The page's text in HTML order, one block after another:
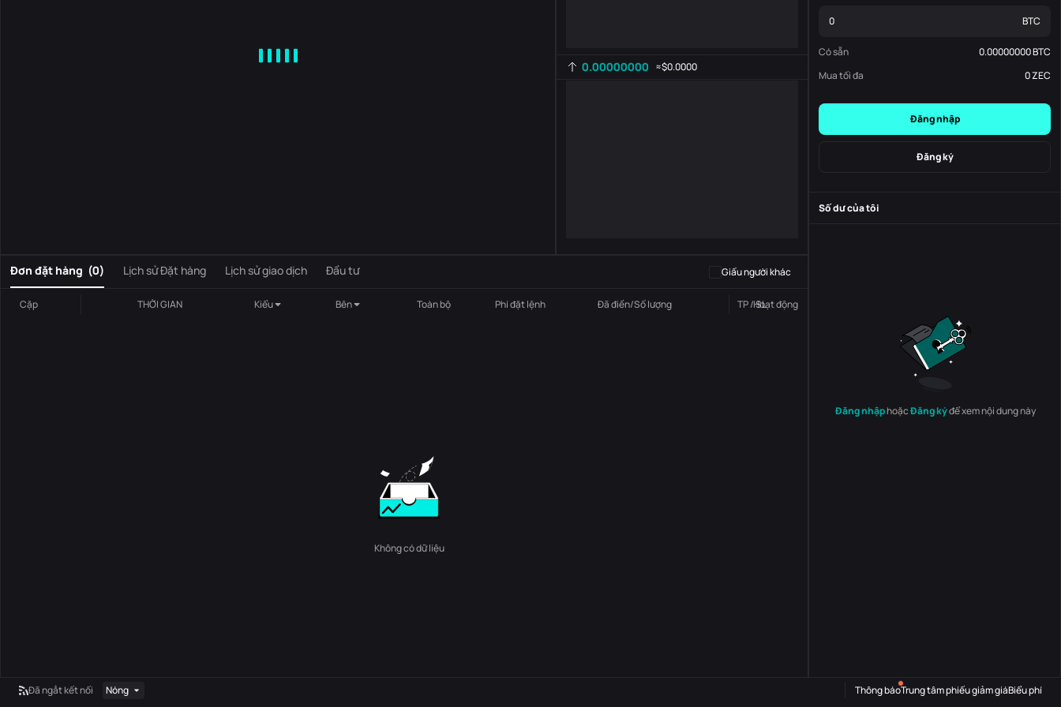
0.00000000 ≈$0.0000
-
Đơn đặt hàng (0) Lịch sử Đặt hàng Lịch sử giao dịch Đầu tư Giấu người khác
Cặp THỜI GIAN Kiểu Bên Toàn bộ Phí đặt lệnh Đã điền/Số lượng TP / SLHoạt động
Không có dữ liệu
BTC
Có sẵn 0.00000000BTC
Mua tối đa
0ZEC
Đăng nhập
Đăng ký
Số dư của tôi
Đăng nhậphoặcĐăng kýđể xem nội dung này
Đã ngắt kết nối Nóng Thông báoTrung tâm phiếu giảm giáBiểu phí